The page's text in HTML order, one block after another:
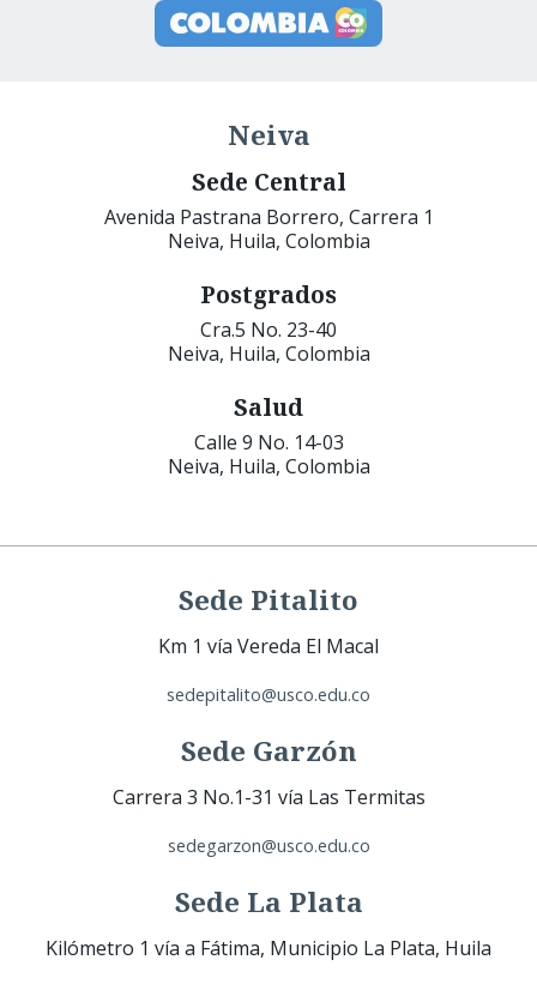
Neiva
Sede Central
Avenida Pastrana Borrero, Carrera 1
Neiva, Huila, Colombia
Postgrados
Cra.5 No. 23-40
Neiva, Huila, Colombia
Salud
Calle 9 No. 14-03
Neiva, Huila, Colombia
Sede Pitalito
Km 1 vía Vereda El Macal
sedepitalito@usco.edu.co
Sede Garzón
Carrera 3 No.1-31 vía Las Termitas
sedegarzon@usco.edu.co
Sede La Plata
Kilómetro 1 vía a Fátima, Municipio La Plata, Huila